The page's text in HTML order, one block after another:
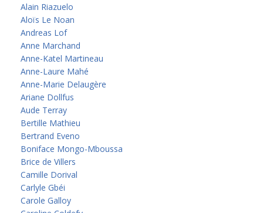
Alain Riazuelo
Aloïs Le Noan
Andreas Lof
Anne Marchand
Anne-Katel Martineau
Anne-Laure Mahé
Anne-Marie Delaugère
Ariane Dollfus
Aude Terray
Bertille Mathieu
Bertrand Eveno
Boniface Mongo-Mboussa
Brice de Villers
Camille Dorival
Carlyle Gbéi
Carole Galloy